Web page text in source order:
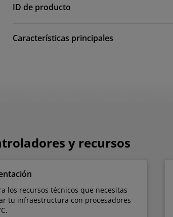
ID de producto
Características principales
y recursos
los recursos técnicos que necesitas
tu infraestructura con procesadores